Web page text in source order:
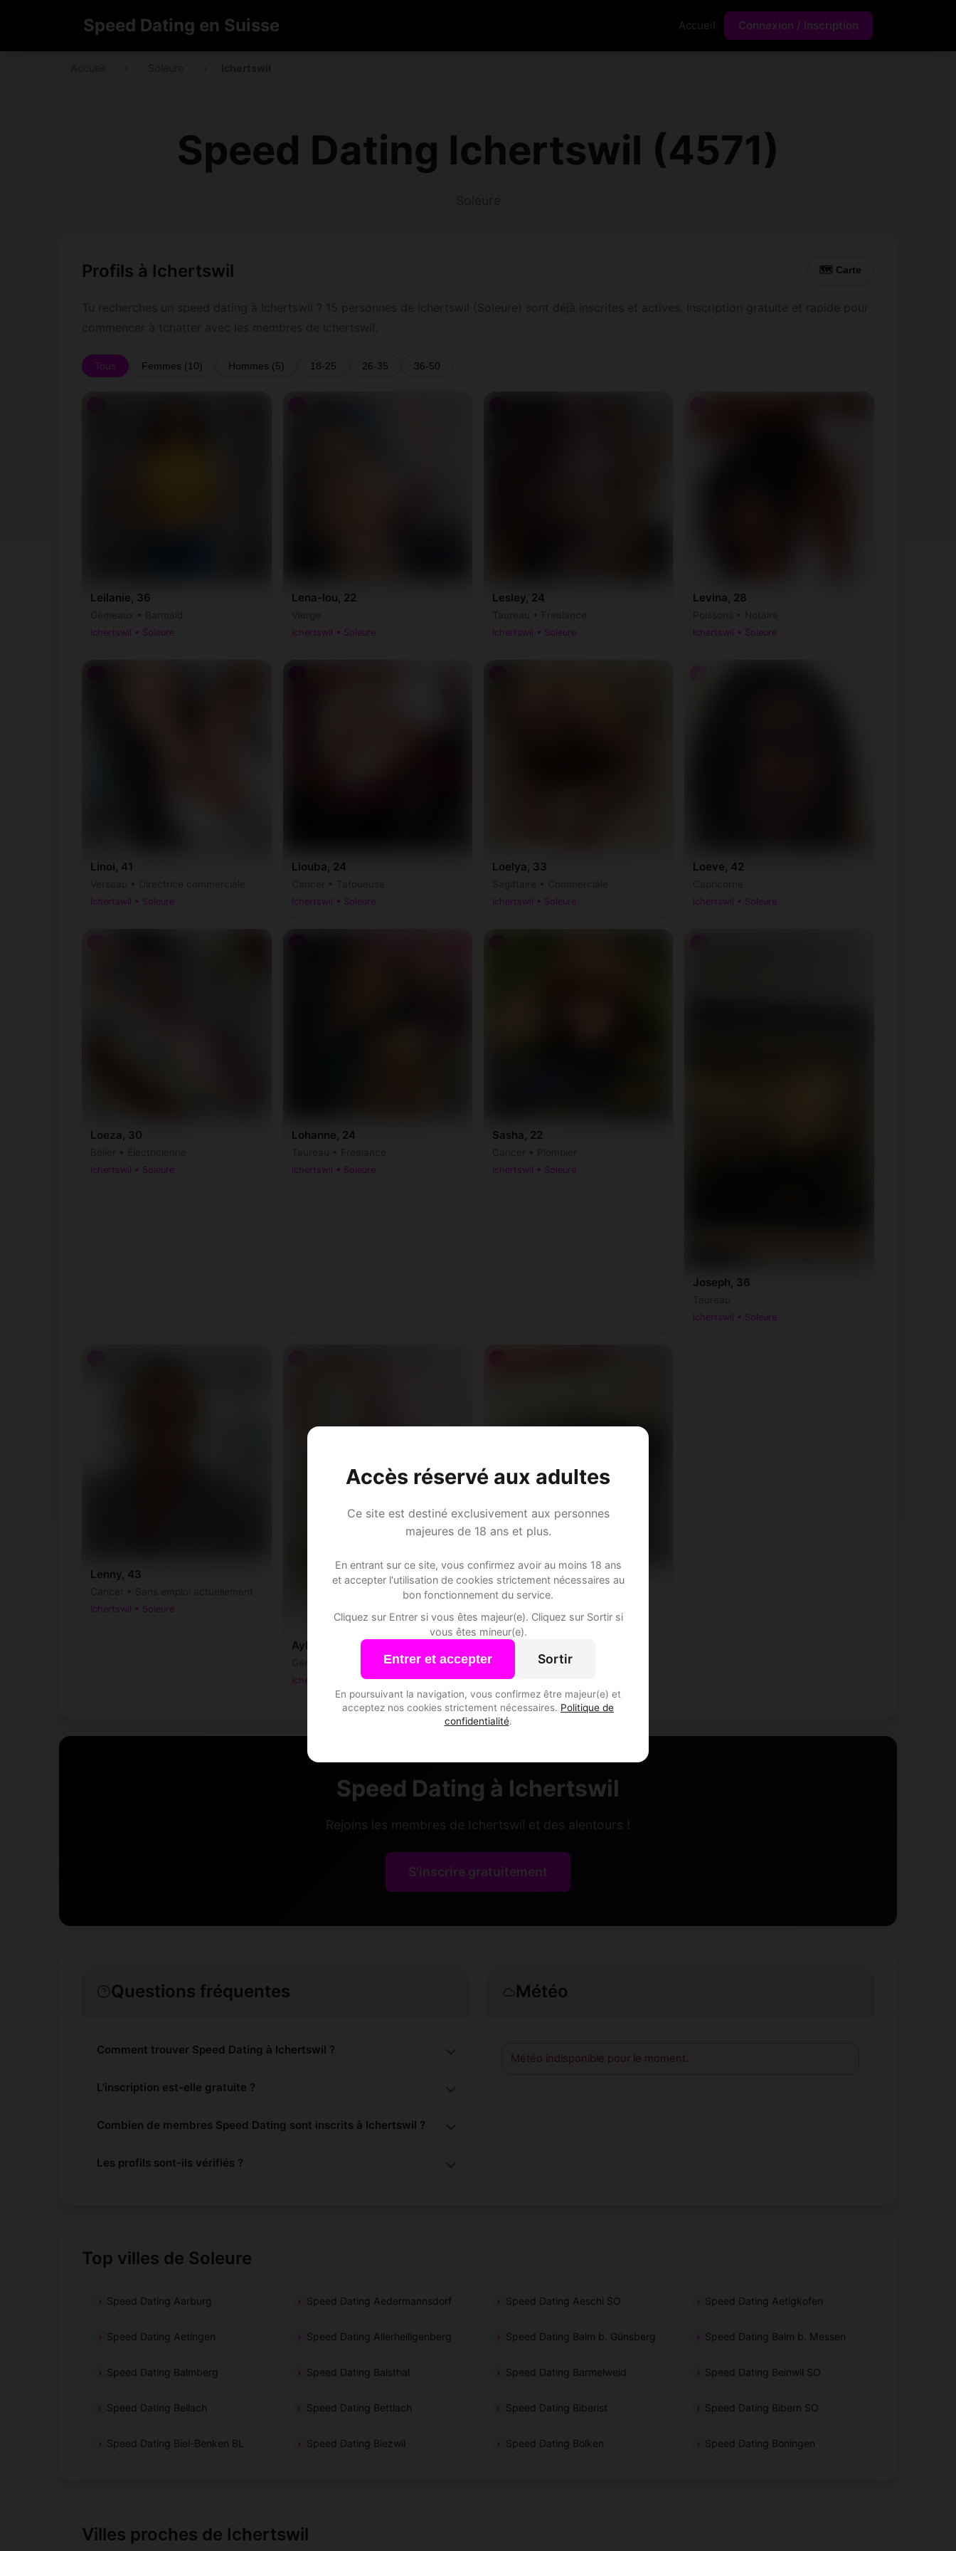
Accès réservé aux adultes
Ce site est destiné exclusivement aux personnes
majeures de 18 ans et plus.
En entrant sur ce site, vous confirmez avoir au moins 18 ans
et accepter l'utilisation de cookies strictement nécessaires au
bon fonctionnement du service.
Cliquez sur Entrer si vous êtes majeur(e). Cliquez sur Sortir si
vous êtes mineur(e).
Entrer et accepter Sortir
En poursuivant la navigation, vous confirmez être majeur(e) et
acceptez nos cookies strictement nécessaires. Politique de
confidentialité.
Speed Dating en Suisse Accueil Connexion / Inscription
Speed Dating Ichertswil (4571)
Profils à Ichertswil 🗺 Carte
Tous Femmes (10) Hommes (5) 18-25 26-35 36-50
Leilanie, 36
Ichertswil • Soleure
Lena-lou, 22
Ichertswil • Soleure
Lesley, 24
Ichertswil • Soleure
Levina, 28
Ichertswil • Soleure
Linoi, 41
Ichertswil • Soleure
Liouba, 24
Ichertswil • Soleure
Loelya, 33
Ichertswil • Soleure
Loeve, 42
Ichertswil • Soleure
Loeza, 30
Ichertswil • Soleure
Lohanne, 24
Ichertswil • Soleure
Sasha, 22
Ichertswil • Soleure
Joseph, 36
Ichertswil • Soleure
Lenny, 43
Ichertswil • Soleure
Aylan, 27
Ichertswil • Soleure
Ali, 30
Capricorne • Sapeur-pompier
Ichertswil • Soleure
Speed Dating à Ichertswil
Rejoins les membres de Ichertswil et des alentours !
S'inscrire gratuitement
Questions fréquentes
Comment trouver Speed Dating à Ichertswil ?
L'inscription est-elle gratuite ?
Combien de membres Speed Dating sont inscrits à Ichertswil ?
Les profils sont-ils vérifiés ?
Météo
Météo indisponible pour le moment.
Top villes de Soleure
Speed Dating Aarburg Speed Dating Aedermannsdorf Speed Dating Aeschi SO Speed Dating Aetigkofen
Speed Dating Aetingen Speed Dating Allerheiligenberg Speed Dating Balm b. Günsberg Speed Dating Balm b. Messen
Speed Dating Balmberg Speed Dating Balsthal Speed Dating Barmelweid Speed Dating Beinwil SO
Speed Dating Bellach Speed Dating Bettlach Speed Dating Biberist Speed Dating Bibern SO
Speed Dating Biel-Benken BL Speed Dating Biezwil Speed Dating Bolken Speed Dating Boningen
Villes proches de Ichertswil